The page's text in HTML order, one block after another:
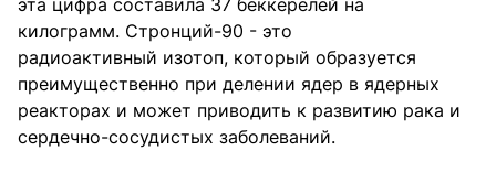
килограмм. Стронций-90 - это
радиоактивный изотоп, который образуется
преимущественно при делении ядер в ядерных
реакторах и может приводить к развитию рака и
сердечно-сосудистых заболеваний.